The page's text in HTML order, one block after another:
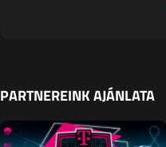
PARTNEREINK AJÁNLATA